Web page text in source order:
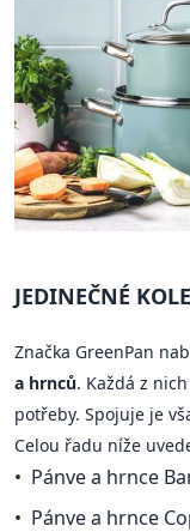
JEDINEČNÉ
Značka GreenPan
a hrnců. Každá z
potřeby. Spojuje je
Celou řadu níže
Pánve a hrnce
Pánve a hrnce